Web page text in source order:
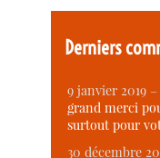
Derniers
9 janvier 2019
grand merci
surtout pour
30 décembre